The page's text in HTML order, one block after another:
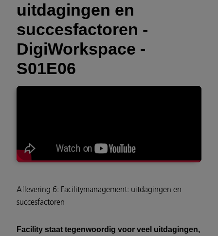
uitdagingen en
succesfactoren -
DigiWorkspace -
S01E06
Aflevering 6: Facilitymanagement: uitdagingen en
succesfactoren
Facility staat tegenwoordig voor veel uitdagingen,